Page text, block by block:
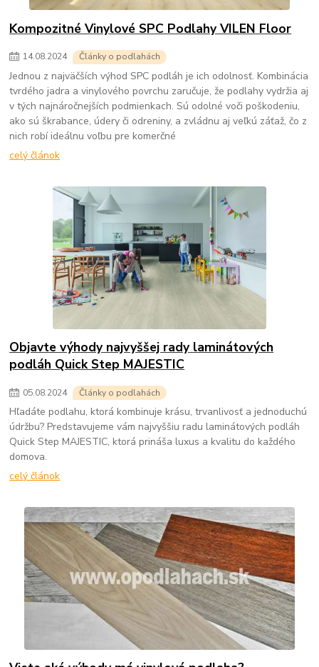
Kompozitné Vinylové SPC Podlahy VILEN Floor
14.08.2024 Články o podlahách
Jednou z najväčších výhod SPC podláh je ich odolnosť. Kombinácia
tvrdého jadra a vinylového povrchu zaručuje, že podlahy vydržia aj
v tých najnáročnejších podmienkach. Sú odolné voči poškodeniu,
ako sú škrabance, údery či odreniny, a zvládnu aj veľkú záťaž, čo z
nich robí ideálnu voľbu pre komerčné
celý článok
Objavte výhody najvyššej rady laminátových
podláh Quick Step MAJESTIC
05.08.2024 Články o podlahách
Hľadáte podlahu, ktorá kombinuje krásu, trvanlivosť a jednoduchú
údržbu? Predstavujeme vám najvyššiu radu laminátových podláh
Quick Step MAJESTIC, ktorá prináša luxus a kvalitu do každého
domova.
celý článok